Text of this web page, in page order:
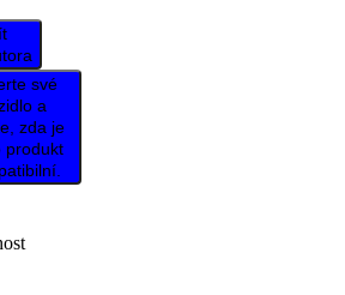
své
a
zda je
produkt